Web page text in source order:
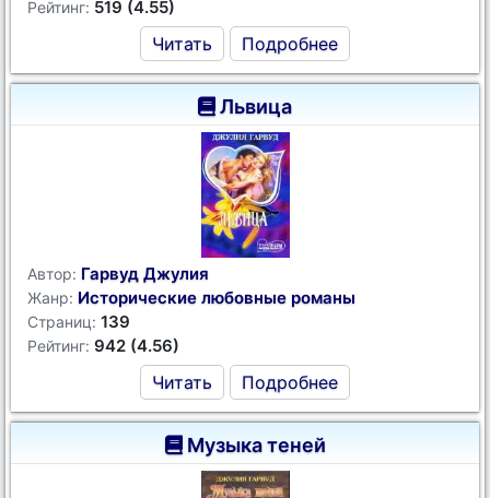
Рейтинг: 519 (4.55)
Читать Подробнее
Львица
Автор: Гарвуд Джулия
Жанр: Исторические любовные романы
Страниц: 139
Рейтинг: 942 (4.56)
Читать Подробнее
Музыка теней